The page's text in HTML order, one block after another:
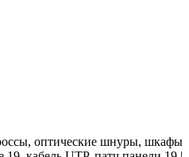
оптические шнуры, шкафы